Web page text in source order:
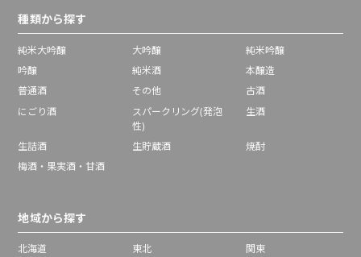
種類から探す
純米大吟醸 大吟醸
純米吟醸
吟醸
純米酒
本醸造
普通酒
その他
古酒
にごり酒
スパークリング(発泡
性)
生酒
生詰酒 生貯蔵酒
焼酎
梅酒・果実酒・甘酒
地域から探す
北海道 東北
関東